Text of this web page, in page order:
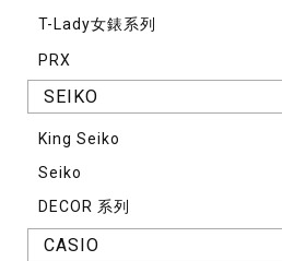
T-Lady女錶系列
PRX
SEIKO
King Seiko
Seiko
DECOR 系列
CASIO